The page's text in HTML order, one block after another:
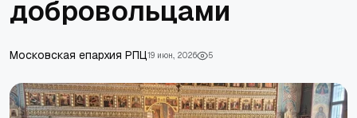
добровольцами
Московская епархия РПЦ19 июн., 2026 5